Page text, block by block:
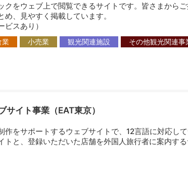
をウェブ上で閲覧できるサイトです。皆さまから
、見やすく掲載しています。
スあり）
業 小売業 観光関連施設
その他観光関連事
イト事業（EAT東京）
をサポートするウェブサイトで、12言語に対応して
と、登録いただいた店舗を外国人旅行者に案内す